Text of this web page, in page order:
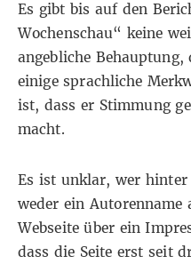
Es gibt bis auf den
Wochenschau“ keine
angebliche
einige sprachliche
ist, dass er Stimmung
macht.
Es ist unklar, wer
weder ein Autorenname
Webseite über ein
dass die Seite erst seit